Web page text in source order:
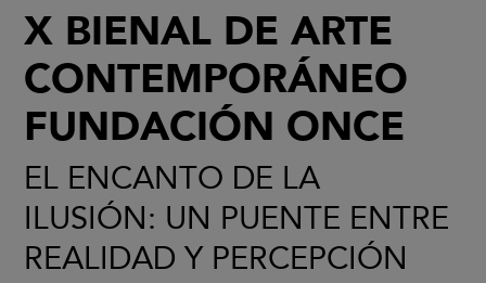
X BIENAL DE ARTE
CONTEMPORÁNEO
FUNDACIÓN ONCE
EL ENCANTO DE LA
ILUSIÓN: UN PUENTE ENTRE
REALIDAD Y PERCEPCIÓN